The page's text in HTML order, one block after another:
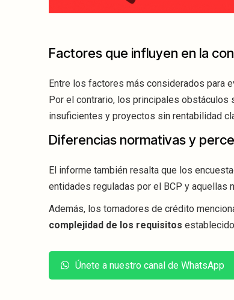
Factores que influyen en la
Entre los factores más considerados para
Por el contrario, los principales
insuficientes y proyectos sin rentabilidad
Diferencias normativas y
El informe también resalta que los
entidades reguladas por el BCP y aquellas
Además, los tomadores de crédito
complejidad de los requisitos
Únete a nuestro canal de WhatsApp